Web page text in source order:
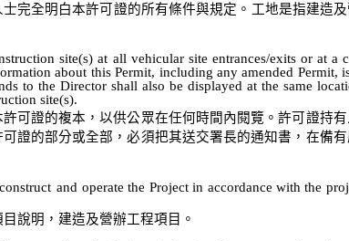
完全明白本許可證的所有條件與規定。工地是指建造
site(s) at all vehicular site entrances/exits or at a
about this Permit, including any amended Permit,
to the Director shall also be displayed at the same
site(s).
可證的複本，以供公眾在任何時間內閱覽。許可證持
證的部分或全部，必須把其送交署長的通知書，在備
construct and operate the Project in accordance with the
目說明，建造及營辦工程項目。